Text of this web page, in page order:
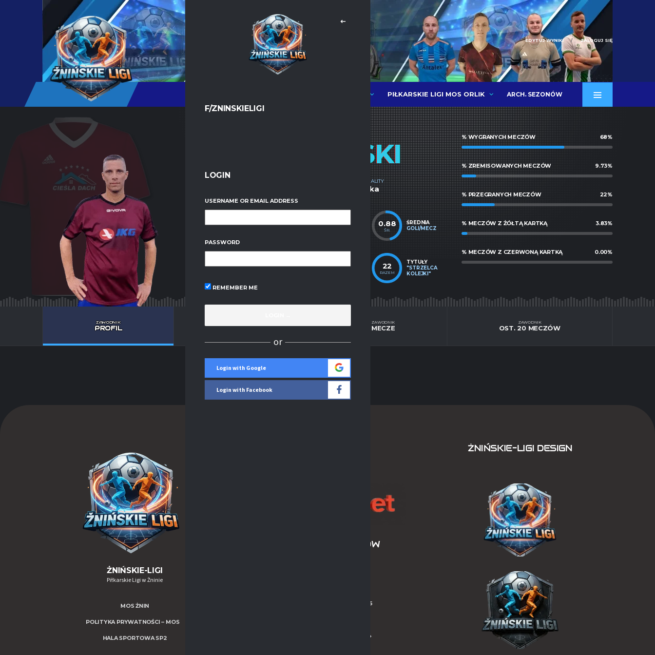
EDYTUJ WYNIKI ZALOGUJ SIĘ
PIŁKARSKIE LIGI MOS ORLIK ARCH. SEZONÓW
F/ZNINSKIELIGI
LOGIN
USERNAME OR EMAIL ADDRESS
PASSWORD
REMEMBER ME
or
Login with Google
Login with Facebook
PIÓRKOWSKI
NATIONALITY
Polska
339 300 0.88
ŚR.
ŚREDNIA
GOLI/MECZ
159
ZE
34 HAT-TRICKI 22
RAZEM
TYTUŁY
"STRZELCA
KOLEJKI"
% WYGRANYCH MECZÓW 68%
% ZREMISOWANYCH MECZÓW 9.73%
% PRZEGRANYCH MECZÓW 22%
% MECZÓW Z ŻÓŁTĄ KARTKĄ 3.83%
% MECZÓW Z CZERWONĄ KARTKĄ 0.00%
ZAWODNIK
PROFIL STATYSTYKI
ZAWODNIK
MECZE
ZAWODNIK
OST. 20 MECZÓW
ŻNIŃSKIE-LIGI
Piłkarskie Ligi w Żninie
MOS ŻNIN
POLITYKA PRYWATNOŚCI – MOS
HALA SPORTOWA SP2
ARCHIWUM SEZONÓW
LPH MOS OLDBOYS 2024/2025
PL MOS ORLIK OLDBOYS 2024
ŻNIŃSKIE-LIGI DESIGN